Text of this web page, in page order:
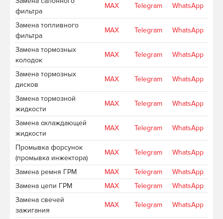
фильтра
MAX Telegram WhatsApp
Замена топливного
фильтра
MAX Telegram WhatsApp
Замена тормозных
колодок
MAX Telegram WhatsApp
Замена тормозных
дисков
MAX Telegram WhatsApp
Замена тормозной
жидкости
MAX Telegram WhatsApp
Замена охлаждающей
жидкости
MAX Telegram WhatsApp
Промывка форсунок
(промывка инжектора)
MAX Telegram WhatsApp
Замена ремня ГРМ MAX Telegram
WhatsApp
Замена цепи ГРМ
MAX Telegram
WhatsApp
Замена свечей
зажигания
MAX Telegram WhatsApp